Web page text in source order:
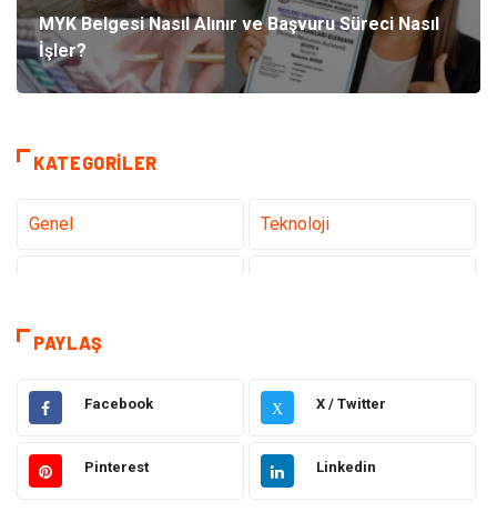
MYK Belgesi Nasıl Alınır ve Başvuru Süreci Nasıl
İşler?
KATEGORILER
Genel Teknoloji
Dekorasyon
Elektrik Elektronik Ulaşım ve Taşımacılık
Gıda Eğitim & Kariyer
PAYLAŞ
Facebook X X / Twitter
Pinterest Linkedin